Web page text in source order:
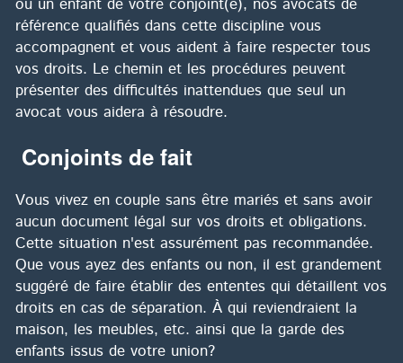
référence qualifiés dans cette discipline vous
accompagnent et vous aident à faire respecter tous
vos droits. Le chemin et les procédures peuvent
présenter des difficultés inattendues que seul un
avocat vous aidera à résoudre.
Conjoints de fait
Vous vivez en couple sans être mariés et sans avoir
aucun document légal sur vos droits et obligations.
Cette situation n'est assurément pas recommandée.
Que vous ayez des enfants ou non, il est grandement
suggéré de faire établir des ententes qui détaillent vos
droits en cas de séparation. À qui reviendraient la
maison, les meubles, etc. ainsi que la garde des
enfants issus de votre union?